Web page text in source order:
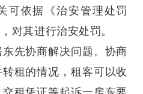
可依据《治安管理处罚
对其进行治安处罚。
先协商解决问题。协商
租的情况，租客可以收